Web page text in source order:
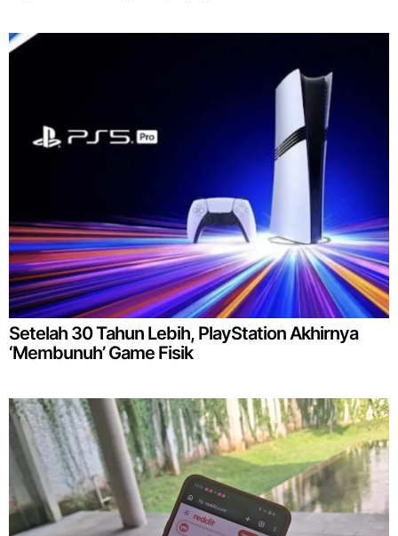
Setelah 30 Tahun Lebih, PlayStation Akhirnya
‘Membunuh’ Game Fisik